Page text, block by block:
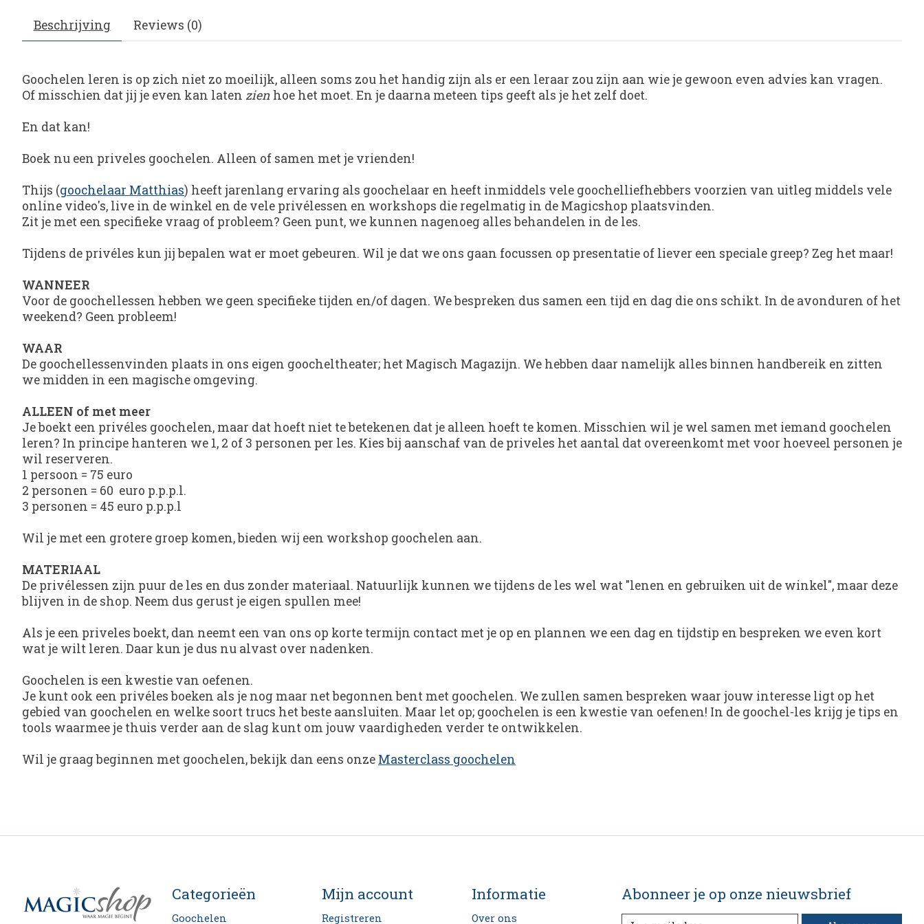
Beschrijving Reviews (0)
Goochelen leren is op zich niet zo moeilijk, alleen soms zou het handig zijn als er een leraar zou zijn aan wie je gewoon even advies kan vragen.
Of misschien dat jij je even kan laten zien hoe het moet. En je daarna meteen tips geeft als je het zelf doet.
En dat kan!
Boek nu een priveles goochelen. Alleen of samen met je vrienden!
Thijs (goochelaar Matthias) heeft jarenlang ervaring als goochelaar en heeft inmiddels vele goochelliefhebbers voorzien van uitleg middels vele
online video's, live in de winkel en de vele privélessen en workshops die regelmatig in de Magicshop plaatsvinden.
Zit je met een specifieke vraag of probleem? Geen punt, we kunnen nagenoeg alles behandelen in de les.
Tijdens de privéles kun jij bepalen wat er moet gebeuren. Wil je dat we ons gaan focussen op presentatie of liever een speciale greep? Zeg het maar!
WANNEER
Voor de goochellessen hebben we geen specifieke tijden en/of dagen. We bespreken dus samen een tijd en dag die ons schikt. In de avonduren of het
weekend? Geen probleem!
WAAR
De goochellessenvinden plaats in ons eigen goocheltheater; het Magisch Magazijn. We hebben daar namelijk alles binnen handbereik en zitten
we midden in een magische omgeving.
ALLEEN of met meer
Je boekt een privéles goochelen, maar dat hoeft niet te betekenen dat je alleen hoeft te komen. Misschien wil je wel samen met iemand goochelen
leren? In principe hanteren we 1, 2 of 3 personen per les. Kies bij aanschaf van de priveles het aantal dat overeenkomt met voor hoeveel personen je
wil reserveren.
1 persoon = 75 euro
2 personen = 60 euro p.p.p.l.
3 personen = 45 euro p.p.p.l
Wil je met een grotere groep komen, bieden wij een workshop goochelen aan.
MATERIAAL
De privélessen zijn puur de les en dus zonder materiaal. Natuurlijk kunnen we tijdens de les wel wat "lenen en gebruiken uit de winkel", maar deze
blijven in de shop. Neem dus gerust je eigen spullen mee!
Als je een priveles boekt, dan neemt een van ons op korte termijn contact met je op en plannen we een dag en tijdstip en bespreken we even kort
wat je wilt leren. Daar kun je dus nu alvast over nadenken.
Goochelen is een kwestie van oefenen.
Je kunt ook een privéles boeken als je nog maar net begonnen bent met goochelen. We zullen samen bespreken waar jouw interesse ligt op het
gebied van goochelen en welke soort trucs het beste aansluiten. Maar let op; goochelen is een kwestie van oefenen! In de goochel-les krijg je tips en
tools waarmee je thuis verder aan de slag kunt om jouw vaardigheden verder te ontwikkelen.
Wil je graag beginnen met goochelen, bekijk dan eens onze Masterclass goochelen
Categorieën
Goochelen
Mijn account
Registreren
Informatie
Over ons
Abonneer je op onze nieuwsbrief